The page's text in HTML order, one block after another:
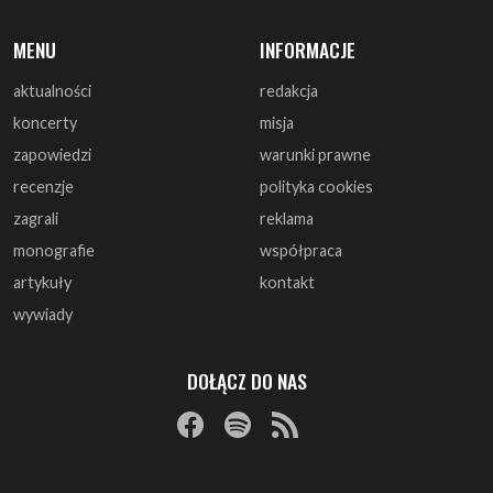
zapowiedzi
recenzje
zagrali
monografie
artykuły
wywiady
warunki prawne
polityka cookies
reklama
współpraca
kontakt
DOŁĄCZ DO NAS
© 1997 - 2025 ArtRock.pl - Wszelkie prawa zastrzeżone.